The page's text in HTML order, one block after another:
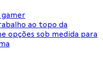
gamer
ao topo da
opções sob medida para